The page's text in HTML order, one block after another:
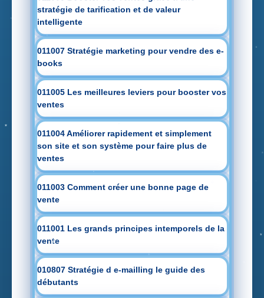
stratégie de tarification et de valeur
intelligente
011007 Stratégie marketing pour vendre des e-
books
011005 Les meilleures leviers pour booster vos
ventes
011004 Améliorer rapidement et simplement
son site et son système pour faire plus de
ventes
011003 Comment créer une bonne page de
vente
011001 Les grands principes intemporels de la
vente
010807 Stratégie d e-mailling le guide des
débutants